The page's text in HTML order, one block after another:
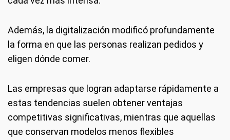
Además, la digitalización modificó profundamente
la forma en que las personas realizan pedidos y
eligen dónde comer.
Las empresas que logran adaptarse rápidamente a
estas tendencias suelen obtener ventajas
competitivas significativas, mientras que aquellas
que conservan modelos menos flexibles